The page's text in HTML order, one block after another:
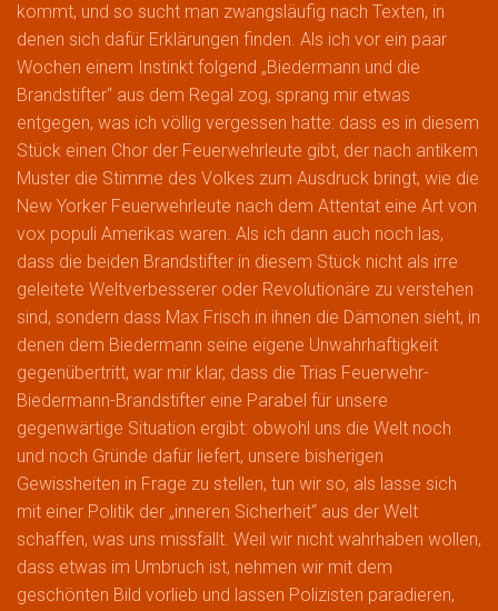
kommt, und so sucht man zwangsläufig nach Texten, in
denen sich dafür Erklärungen finden. Als ich vor ein paar
Wochen einem Instinkt folgend „Biedermann und die
Brandstifter“ aus dem Regal zog, sprang mir etwas
entgegen, was ich völlig vergessen hatte: dass es in diesem
Stück einen Chor der Feuerwehrleute gibt, der nach antikem
Muster die Stimme des Volkes zum Ausdruck bringt, wie die
New Yorker Feuerwehrleute nach dem Attentat eine Art von
vox populi Amerikas waren. Als ich dann auch noch las,
dass die beiden Brandstifter in diesem Stück nicht als irre
geleitete Weltverbesserer oder Revolutionäre zu verstehen
sind, sondern dass Max Frisch in ihnen die Dämonen sieht, in
denen dem Biedermann seine eigene Unwahrhaftigkeit
gegenübertritt, war mir klar, dass die Trias Feuerwehr-
Biedermann-Brandstifter eine Parabel für unsere
gegenwärtige Situation ergibt: obwohl uns die Welt noch
und noch Gründe dafür liefert, unsere bisherigen
Gewissheiten in Frage zu stellen, tun wir so, als lasse sich
mit einer Politik der „inneren Sicherheit“ aus der Welt
schaffen, was uns missfällt. Weil wir nicht wahrhaben wollen,
dass etwas im Umbruch ist, nehmen wir mit dem
geschönten Bild vorlieb und lassen Polizisten paradieren,